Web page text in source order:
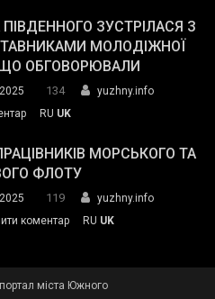
окупанти.
Маємо
діяти
команда
Південного
провів
інспекцію
укриття
ЗУСТРІЛАСЯ З
МОЛОДІЖНОЇ
ОБГОВОРЮВАЛИ
134
yuzhny.info
до
Південного
зустрілася
представниками
молодіжної
обговорювали
RU UK
МОРСЬКОГО ТА
ФЛОТУ
119
yuzhny.info
коментарon
RU UK
міста Южного